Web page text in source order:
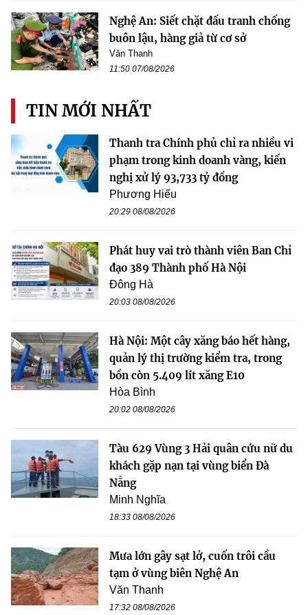
Nghệ An: Siết chặt đấu tranh chống
buôn lậu, hàng giả từ cơ sở
Văn Thanh
11:50 07/08/2026
TIN MỚI NHẤT
Thanh tra Chính phủ chỉ ra nhiều vi
phạm trong kinh doanh vàng, kiến
nghị xử lý 93,733 tỷ đồng
Phương Hiếu
20:29 08/08/2026
Phát huy vai trò thành viên Ban Chỉ
đạo 389 Thành phố Hà Nội
Đông Hà
20:03 08/08/2026
Hà Nội: Một cây xăng báo hết hàng,
quản lý thị trường kiểm tra, trong
bồn còn 5.409 lít xăng E10
Hòa Bình
20:02 08/08/2026
Tàu 629 Vùng 3 Hải quân cứu nữ du
khách gặp nạn tại vùng biển Đà
Nẵng
Minh Nghĩa
18:33 08/08/2026
Mưa lớn gây sạt lở, cuốn trôi cầu
tạm ở vùng biên Nghệ An
Văn Thanh
17:32 08/08/2026